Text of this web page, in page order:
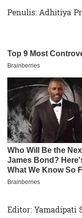
Penulis: Adhitiya
Editor: Yamadipati